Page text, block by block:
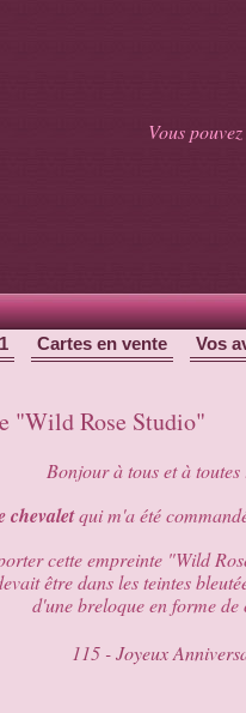
Vous
Cartes en vente Vos
"Wild Rose Studio"
Bonjour à tous et à toutes
chevaletqui m'a été
cette empreinte "Wild
être dans les teintes
d'une breloque en forme de